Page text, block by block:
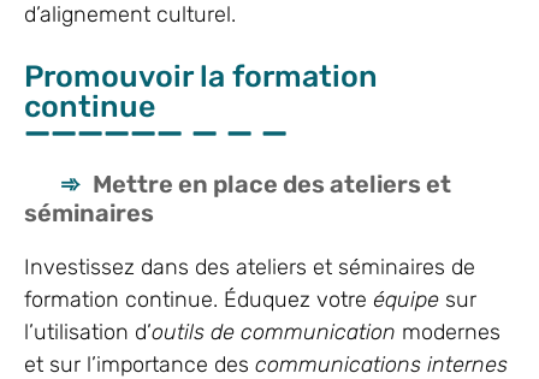
d’alignement culturel.
Promouvoir la formation
continue
Mettre en place des ateliers et
séminaires
Investissez dans des ateliers et séminaires de
formation continue. Éduquez votre équipe sur
l’utilisation d’outils de communication modernes
et sur l’importance des communications internes